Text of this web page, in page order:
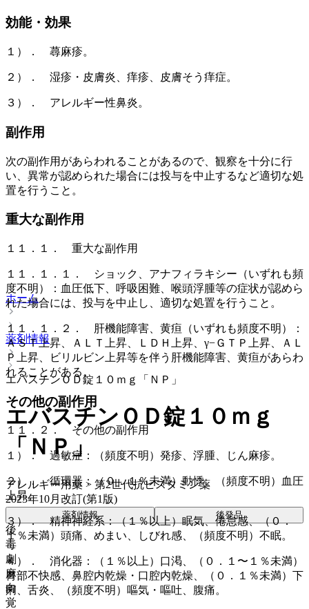
効能・効果
１）． 蕁麻疹。
２）． 湿疹・皮膚炎、痒疹、皮膚そう痒症。
３）． アレルギー性鼻炎。
副作用
次の副作用があらわれることがあるので、観察を十分に行
い、異常が認められた場合には投与を中止するなど適切な処
置を行うこと。
重大な副作用
１１．１． 重大な副作用
１１．１．１． ショック、アナフィラキシー（いずれも頻
度不明）：血圧低下、呼吸困難、喉頭浮腫等の症状が認めら
れた場合には、投与を中止し、適切な処置を行うこと。
１１．１．２． 肝機能障害、黄疸（いずれも頻度不明）：
ＡＳＴ上昇、ＡＬＴ上昇、ＬＤＨ上昇、γ−ＧＴＰ上昇、ＡＬ
Ｐ上昇、ビリルビン上昇等を伴う肝機能障害、黄疸があらわ
れることがある。
その他の副作用
１１．２． その他の副作用
１）． 過敏症：（頻度不明）発疹、浮腫、じん麻疹。
２）． 循環器：（０．１％未満）動悸、（頻度不明）血圧
上昇。
３）． 精神神経系：（１％以上）眠気、倦怠感、（０．
１％未満）頭痛、めまい、しびれ感、（頻度不明）不眠。
４）． 消化器：（１％以上）口渇、（０．１〜１％未満）
胃部不快感、鼻腔内乾燥・口腔内乾燥、（０．１％未満）下
痢、舌炎、（頻度不明）嘔気・嘔吐、腹痛。
ホーム
薬剤情報
エバスチンＯＤ錠１０ｍｇ「ＮＰ」
エバスチンＯＤ錠１０ｍｇ
「ＮＰ」
アレルギー用薬 > 第2世代抗ヒスタミン薬
2023年10月改訂(第1版)
薬剤情報 後発品
後
毒
劇
麻
向
覚